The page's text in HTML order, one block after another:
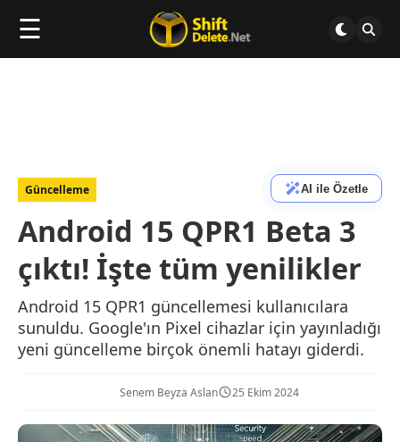
☰
Güncelleme AI ile Özetle
Android 15 QPR1 Beta 3
çıktı! İşte tüm yenilikler
Android 15 QPR1 güncellemesi kullanıcılara
sunuldu. Google'ın Pixel cihazlar için yayınladığı
yeni güncelleme birçok önemli hatayı giderdi.
Senem Beyza Aslan 25 Ekim 2024